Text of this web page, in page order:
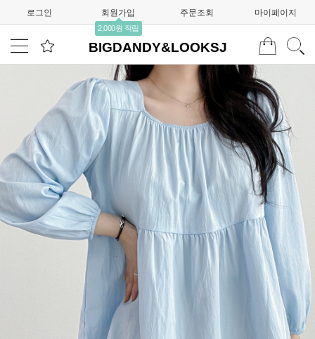
로그인 회원가입
2,000원 적립
주문조회 마이페이지
BIGDANDY&LOOKSJ